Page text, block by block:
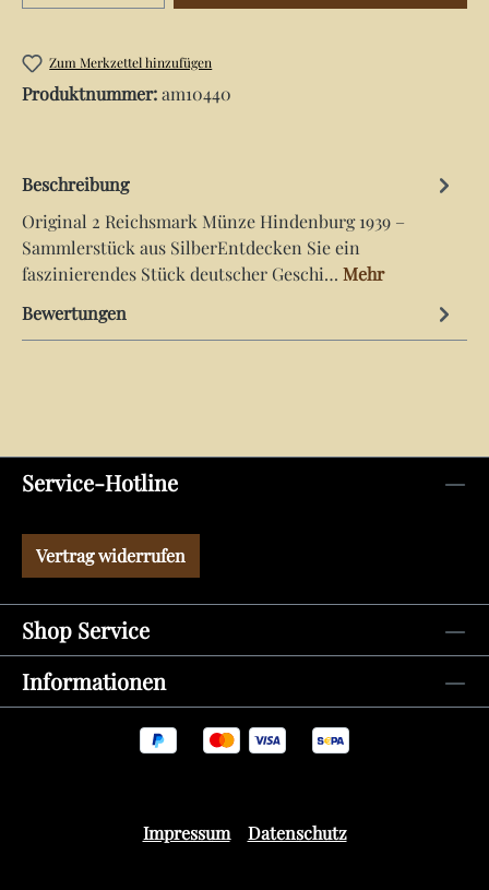
Zum Merkzettel hinzufügen
Produktnummer:am10440
Beschreibung
Original 2 Reichsmark Münze Hindenburg 1939 –
Sammlerstück aus SilberEntdecken Sie ein
faszinierendes Stück deutscher Geschi… Mehr
Bewertungen
Service-Hotline
Vertrag widerrufen
Shop Service
Informationen
Impressum Datenschutz